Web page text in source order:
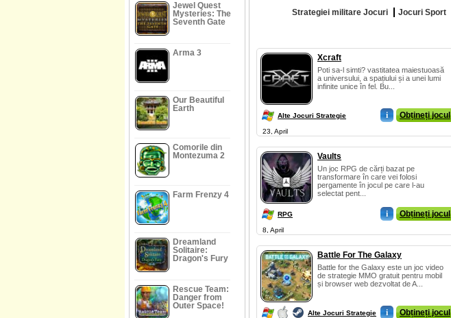
Jewel Quest
Mysteries: The
Seventh Gate
Arma 3
Our Beautiful
Earth
Comorile din
Montezuma 2
Farm Frenzy 4
Dreamland
Solitaire:
Dragon's Fury
Rescue Team:
Danger from
Outer Space!
Strategiei militare Jocuri Jocuri Sport
Xcraft
Poti sa-l simti? vastitatea maiestuoasă
a universului, a spațiului și a unei lumi
infinite unice în fel. Bu...
Alte Jocuri Strategie i Obțineți jocul
23, April
Vaults
Un joc RPG de cărți bazat pe
transformare în care vei folosi
pergamente în jocul pe care l-au
selectat pent...
RPG i Obțineți jocul
8, April
Battle For The Galaxy
Battle for the Galaxy este un joc video
de strategie MMO gratuit pentru mobil
și browser web dezvoltat de A...
Alte Jocuri Strategie i Obțineți jocul